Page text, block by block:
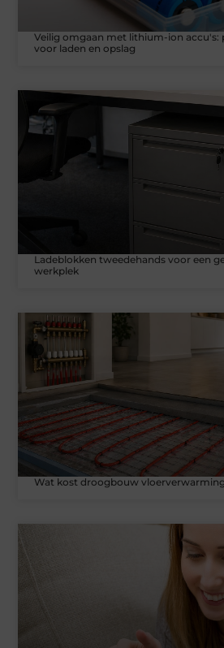
Veilig omgaan met lithium-ion accu's:
voor laden en opslag
Ladeblokken tweedehands voor een
werkplek
Wat kost droogbouw